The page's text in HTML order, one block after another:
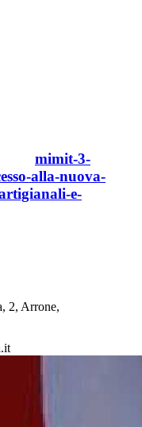
mimit-3-
alla-nuova-
e-
2, Arrone,